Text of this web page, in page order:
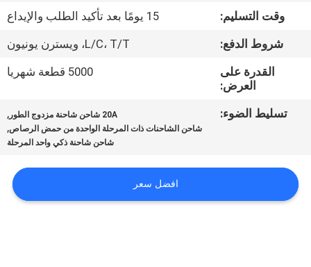
اتصل
سياسة
وقت التسليم:
15 يومًا بعد تأكيد الطلب والإيداع
شروط الدفع:
L/C، T/T، ويسترن يونيون
القدرة على
العرض:
5000 قطعة شهريا
تسليط الضوء: 20A شاحن شاحنة مزدوج الطور ,
شاحن الشاحنات ذات المرحلة الواحدة من حمض الرصاص,
شاحن شاحنة ذكي واحد المرحلة
افضل سعر